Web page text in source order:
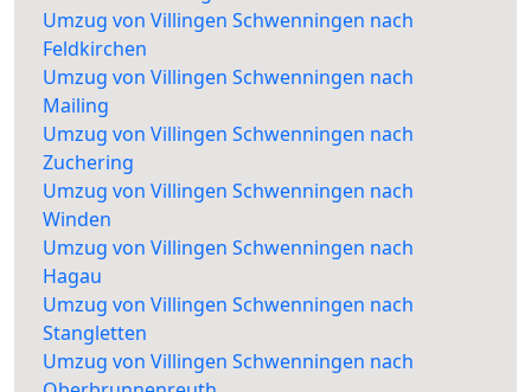
Umzug von Villingen Schwenningen nach
Feldkirchen
Umzug von Villingen Schwenningen nach
Mailing
Umzug von Villingen Schwenningen nach
Zuchering
Umzug von Villingen Schwenningen nach
Winden
Umzug von Villingen Schwenningen nach
Hagau
Umzug von Villingen Schwenningen nach
Stangletten
Umzug von Villingen Schwenningen nach